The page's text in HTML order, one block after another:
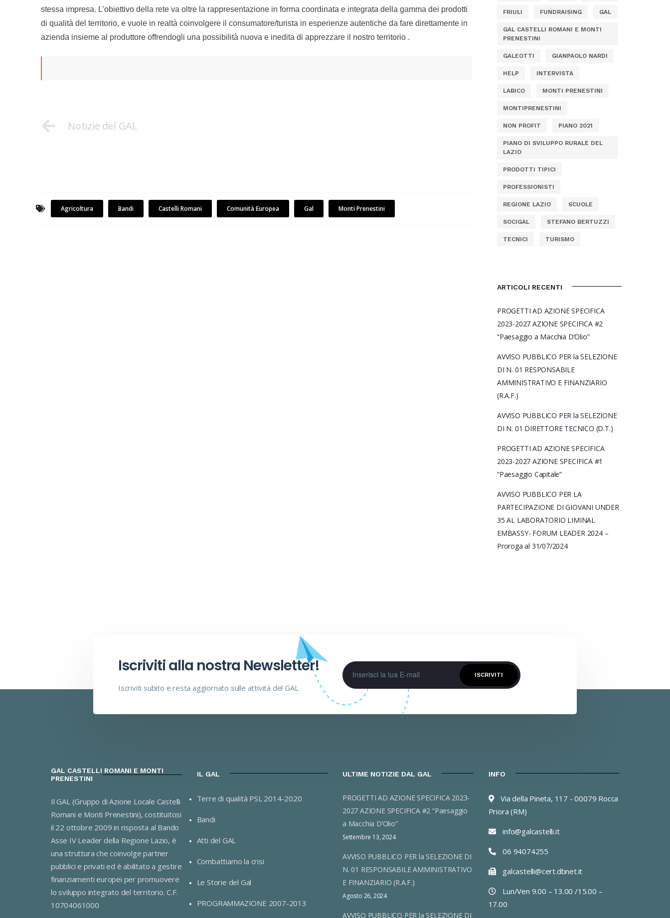
stessa impresa. L’obiettivo della rete va oltre la rappresentazione in forma coordinata e integrata della gamma dei prodotti
di qualità del territorio, e vuole in realtà coinvolgere il consumatore/turista in esperienze autentiche da fare direttamente in
azienda insieme al produttore offrendogli una possibilità nuova e inedita di apprezzare il nostro territorio .
Notizie del GAL
Agricoltura Bandi Castelli Romani Comunità Europea Gal Monti Prenestini
FRIULI FUNDRAISING GAL
GAL CASTELLI ROMANI E MONTI
PRENESTINI
GALEOTTI GIANPAOLO NARDI
HELP INTERVISTA
LABICO MONTI PRENESTINI
MONTIPRENESTINI
NON PROFIT PIANO 2021
PIANO DI SVILUPPO RURALE DEL
LAZIO
PRODOTTI TIPICI
PROFESSIONISTI
REGIONE LAZIO SCUOLE
SOCIGAL STEFANO BERTUZZI
TECNICI TURISMO
ARTICOLI RECENTI
PROGETTI AD AZIONE SPECIFICA
2023-2027 AZIONE SPECIFICA #2
“Paesaggio a Macchia D’Olio”
AVVISO PUBBLICO PER la SELEZIONE
DI N. 01 RESPONSABILE
AMMINISTRATIVO E FINANZIARIO
(R.A.F.)
AVVISO PUBBLICO PER la SELEZIONE
DI N. 01 DIRETTORE TECNICO (D.T.)
PROGETTI AD AZIONE SPECIFICA
2023-2027 AZIONE SPECIFICA #1
“Paesaggio Capitale”
AVVISO PUBBLICO PER LA
PARTECIPAZIONE DI GIOVANI UNDER
35 AL LABORATORIO LIMINAL
EMBASSY- FORUM LEADER 2024 –
Proroga al 31/07/2024
Iscriviti alla nostra Newsletter!
Iscriviti subito e resta aggiornato sulle attività del GAL
ISCRIVITI
GAL CASTELLI ROMANI E MONTI
PRENESTINI
Il GAL (Gruppo di Azione Locale Castelli
Romani e Monti Prenestini), costituitosi
il 22 ottobre 2009 in risposta al Bando
Asse IV Leader della Regione Lazio, è
una struttura che coinvolge partner
pubblici e privati ed è abilitato a gestire
finanziamenti europei per promuovere
lo sviluppo integrato del territorio. C.F.
10704061000
IL GAL
Terre di qualità PSL 2014-2020
Bandi
Atti del GAL
Combattiamo la crisi
Le Storie del Gal
PROGRAMMAZIONE 2007-2013
ULTIME NOTIZIE DAL GAL
PROGETTI AD AZIONE SPECIFICA 2023-
2027 AZIONE SPECIFICA #2 “Paesaggio
a Macchia D’Olio”
Settembre 13, 2024
AVVISO PUBBLICO PER la SELEZIONE DI
N. 01 RESPONSABILE AMMINISTRATIVO
E FINANZIARIO (R.A.F.)
Agosto 26, 2024
AVVISO PUBBLICO PER la SELEZIONE DI
INFO
Via della Pineta, 117 - 00079 Rocca
Priora (RM)
info@galcastelli.it
06 94074255
galcastelli@cert.dbnet.it
Lun/Ven 9.00 – 13.00 /15.00 –
17.00